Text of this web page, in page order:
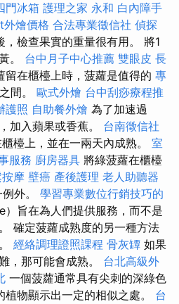
門冰箱 護理之家 永和 白內障手
燴價格 合法專業徵信社 偵探
，檢查果實的重量很有用。 將1
。 台中月子中心推薦 雙眼皮 長
留在櫃檯上時，菠蘿是值得的 專
間。 歐式外燴 台中刮痧療程推
護照 自助餐外燴 為了加速過
加入蘋果或香蕉。 台南徵信社
檯上，並在一兩天內成熟。 室
服務 廚房器具 將綠菠蘿在櫃檯
摩 壁癌 產後護理 老人助聽器
外。 學習專業數位行銷技巧的
）旨在為人們提供服務，而不是
確定菠蘿成熟度的另一種方法
經絡調理證照課程 骨灰罈 如果
，那可能會成熟。 台北高級外
一個菠蘿通常具有尖刺的深綠色
物顯示出一定的相似之處。 台